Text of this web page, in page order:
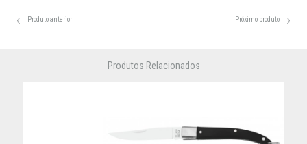
Produto anterior Próximo produto
Produtos Relacionados